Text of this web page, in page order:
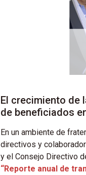
El crecimiento de
de beneficiados
En un ambiente de
directivos y
y el Consejo Directivo
“Reporte anual de